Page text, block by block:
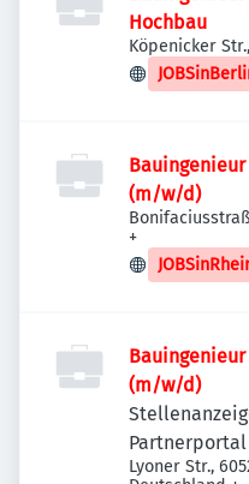
Hochbau
Köpenicker
(m/w/d)
+
(m/w/d)
Partnerportal
Lyoner Str.,